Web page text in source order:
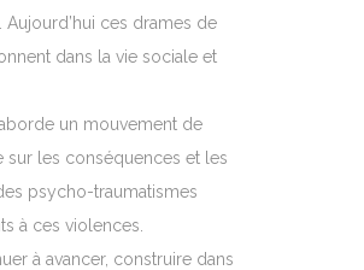
Aujourd’hui ces drames de
dans la vie sociale et
aborde un mouvement de
sur les conséquences et les
psycho-traumatismes
à ces violences.
à avancer, construire dans